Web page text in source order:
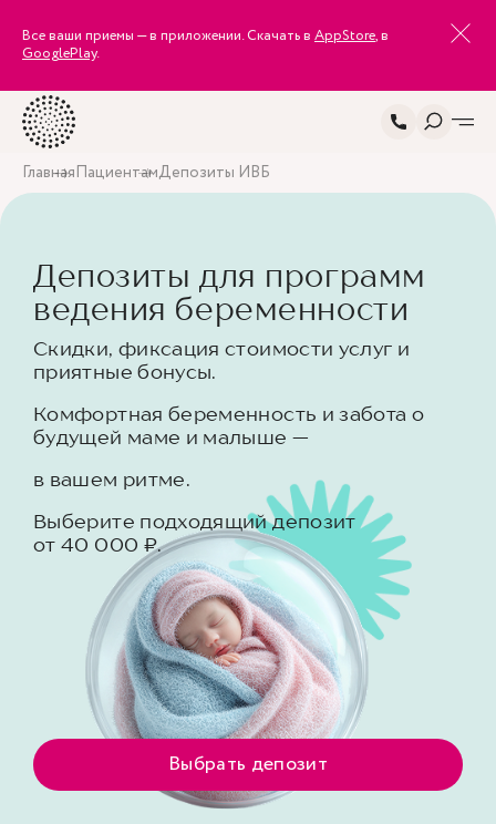
Все ваши приемы — в приложении. Скачать в AppStore, в
GooglePlay.
ГлавнаяПациентамДепозиты ИВБ
Депозиты для программ
ведения беременности
Скидки, фиксация стоимости услуг и
приятные бонусы.
Комфортная беременность и забота о
будущей маме и малыше —
в вашем ритме.
Выберите подходящий депозит
от 40 000 ₽.
Выбрать депозит